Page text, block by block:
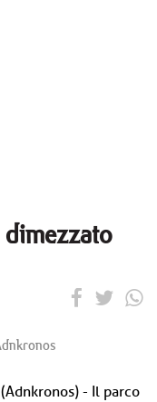
- Il parco